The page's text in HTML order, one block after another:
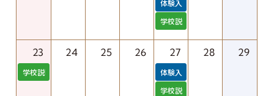
体験入学
学校説明会
23
学校説明会
24 25 26 27
体験入学
学校説明会
28 29